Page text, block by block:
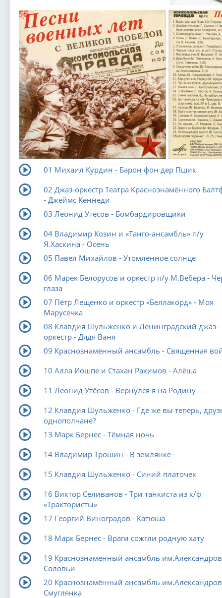
01 Михаил Курдин - Барон фон дер Пшик
02 Джаз-оркестр Театра Краснознамённого
- Джеймс Кеннеди
03 Леонид Утёсов - Бомбардировщики
04 Владимир Козин и «Танго-ансамбль» п/у
Я.Хаскина - Осень
05 Павел Михайлов - Утомлённое солнце
06 Марек Белорусов и оркестр п/у М.Вебера -
глаза
07 Пётр Лещенко и оркестр «Беллакорд» - Моя
Марусечка
08 Клавдия Шульженко и Ленинградский джаз-
оркестр - Дядя Ваня
09 Краснознамённый ансамбль - Священная
10 Алла Иошпе и Стахан Рахимов - Алёша
11 Леонид Утёсов - Вернулся я на Родину
12 Клавдия Шульженко - Где же вы теперь,
однополчане?
13 Марк Бернес - Тёмная ночь
14 Владимир Трошин - В землянке
15 Клавдия Шульженко - Синий платочек
16 Виктор Селиванов - Три танкиста из к/ф
«Трактористы»
17 Георгий Виноградов - Катюша
18 Марк Бернес - Враги сожгли родную хату
19 Краснознамённый ансамбль
Соловьи
20 Краснознамённый ансамбль
Смуглянка